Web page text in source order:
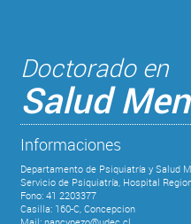
Doctorado en
Salud
Informaciones
Departamento de Psiquiatría y Salud
Servicio de Psiquiatría, Hospital
Fono: 41 2203377
Casilla: 160-C, Concepcion